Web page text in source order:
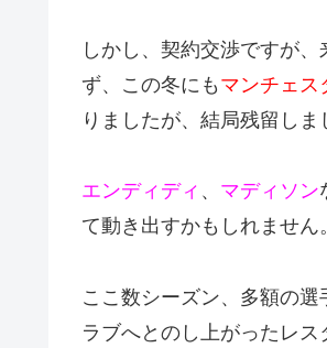
しかし、契約交渉ですが
ず、この冬にも マンチェス
りましたが、結局残留しま
エンディディ 、 マディソン
て動き出すかもしれません。
ここ数シーズン、多額の
ラブへとのし上がったレス